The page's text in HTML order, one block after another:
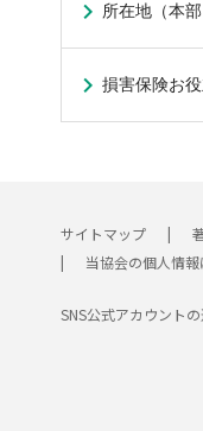
所在地（本部
損害保険お
サイトマップ
当協会の個人情
SNS公式アカウント